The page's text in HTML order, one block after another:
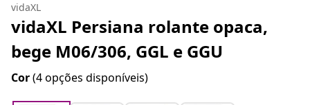
vidaXL
vidaXL Persiana rolante opaca,
bege M06/306, GGL e GGU
Cor(4 opções disponíveis)